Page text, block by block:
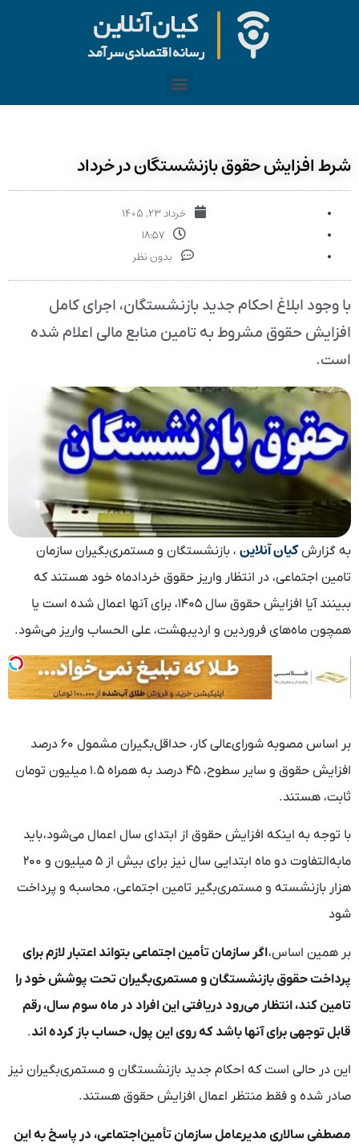
شرط افزایش حقوق بازنشستگان در خرداد
خرداد ۲۳, ۱۴۰۵
۱۸:۵۷
بدون نظر
با وجود ابلاغ احکام جدید بازنشستگان، اجرای کامل
افزایش حقوق مشروط به تامین منابع مالی اعلام شده
است.
به گزارشکیان آنلاین ، بازنشستگان و مستمری‌بگیران سازمان
تامین اجتماعی، در انتظار واریز حقوق خردادماه خود هستند که
ببینند آیا افزایش حقوق سال ۱۴۰۵، برای آنها اعمال شده است یا
همچون ماه‌های فروردین و اردیبهشت، علی الحساب واریز می‌شود.
بر اساس مصوبه شورای‌عالی کار، حداقل‌بگیران مشمول ۶۰ درصد
افزایش حقوق و سایر سطوح، ۴۵ درصد به همراه ۱.۵ میلیون تومان
ثابت، هستند.
با توجه به اینکه افزایش حقوق از ابتدای سال اعمال می‌شود، باید
مابه‌التفاوت دو ماه ابتدایی سال نیز برای بیش از ۵ میلیون و ۲۰۰
هزار بازنشسته و مستمری‌بگیر تامین اجتماعی، محاسبه و پرداخت
شود
بر همین اساس،اگر سازمان تأمین اجتماعی بتواند اعتبار لازم برای
پرداخت حقوق بازنشستگان و مستمری‌بگیران تحت پوشش خود را
تامین کند، انتظار می‌رود دریافتی این افراد در ماه سوم سال، رقم
قابل توجهی برای آنها باشد که روی این پول، حساب باز کرده اند.
این در حالی است که احکام جدید بازنشستگان و مستمری‌بگیران نیز
صادر شده و فقط منتظر اعمال افزایش حقوق هستند.
مصطفی سالاری مدیرعامل سازمان تأمین‌اجتماعی، در پاسخ به این